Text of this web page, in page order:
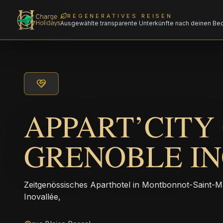
REGENERATIVES REISEN
Ausgewählte transparente Unterkünfte nach deinen
GRENOBLE
Zeitgenössisches Aparthotel in Montbonnot-Saint-
Inovallée,